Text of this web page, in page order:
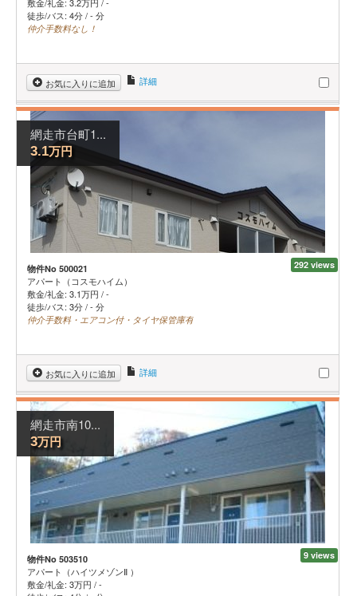
徒歩/バス: 4分 / - 分
仲介手数料なし！
お気に入りに追加 詳細
網走市台町1...
3.1万円
292 views
物件No 500021
アパート（コスモハイム）
敷金/礼金: 3.1万円 /-
徒歩/バス: 3分 / - 分
仲介手数料・エアコン付・タイヤ保管庫有
お気に入りに追加 詳細
網走市南10...
3万円
9 views
物件No 503510
アパート（ハイツメゾンⅡ ）
敷金/礼金: 3万円 /-